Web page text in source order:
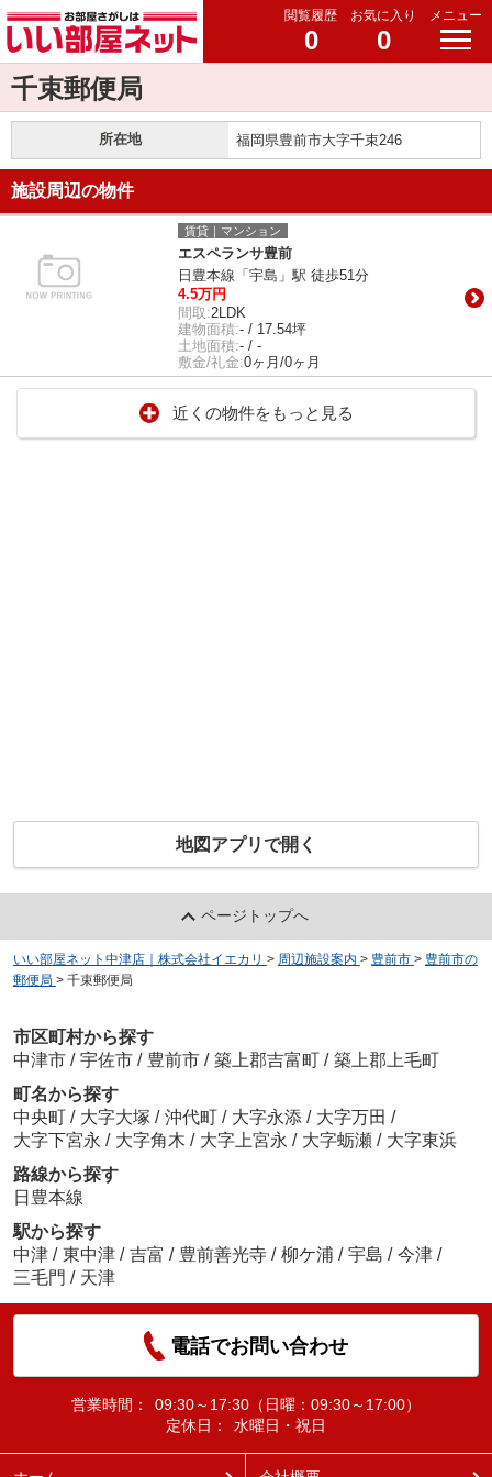
閲覧履歴
0
お気に入り
0
メニュー
千束郵便局
所在地 福岡県豊前市大字千束246
施設周辺の物件
賃貸｜マンション
エスペランサ豊前
日豊本線「宇島」駅 徒歩51分
4.5万円
間取:2LDK
建物面積:- / 17.54坪
土地面積:- / -
敷金/礼金:0ヶ月/0ヶ月
近くの物件をもっと見る
地図アプリで開く
ページトップへ
いい部屋ネット中津店｜株式会社イエカリ > 周辺施設案内 > 豊前市 > 豊前市の
郵便局 > 千束郵便局
市区町村から探す
中津市 / 宇佐市 / 豊前市 / 築上郡吉富町 / 築上郡上毛町
町名から探す
中央町 / 大字大塚 / 沖代町 / 大字永添 / 大字万田 /
大字下宮永 / 大字角木 / 大字上宮永 / 大字蛎瀬 / 大字東浜
路線から探す
日豊本線
駅から探す
中津 / 東中津 / 吉富 / 豊前善光寺 / 柳ケ浦 / 宇島 / 今津 /
三毛門 / 天津
電話でお問い合わせ
営業時間：
09:30～17:30（日曜：09:30～17:00）
定休日：
水曜日・祝日